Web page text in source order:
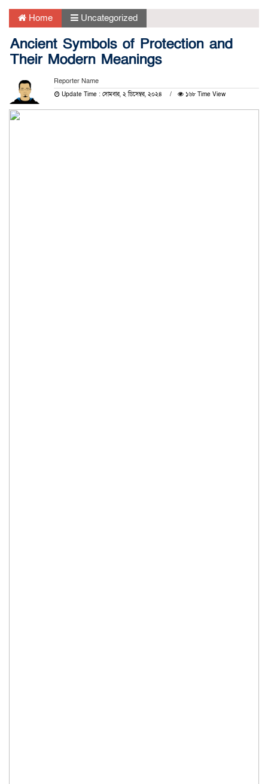
Home Uncategorized
Ancient Symbols of Protection and
Their Modern Meanings
Reporter Name
Update Time : সোমবার, ২ ডিসেম্বর, ২০২৪ ১৬৮ Time View